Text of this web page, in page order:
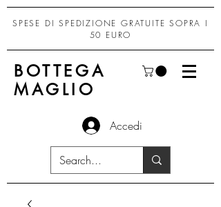
SPESE DI SPEDIZIONE GRATUITE SOPRA I
50 EURO
BOTTEGA
MAGLIO
Accedi